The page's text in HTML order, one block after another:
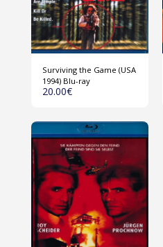
Surviving the Game (USA
1994) Blu-ray
20.00€